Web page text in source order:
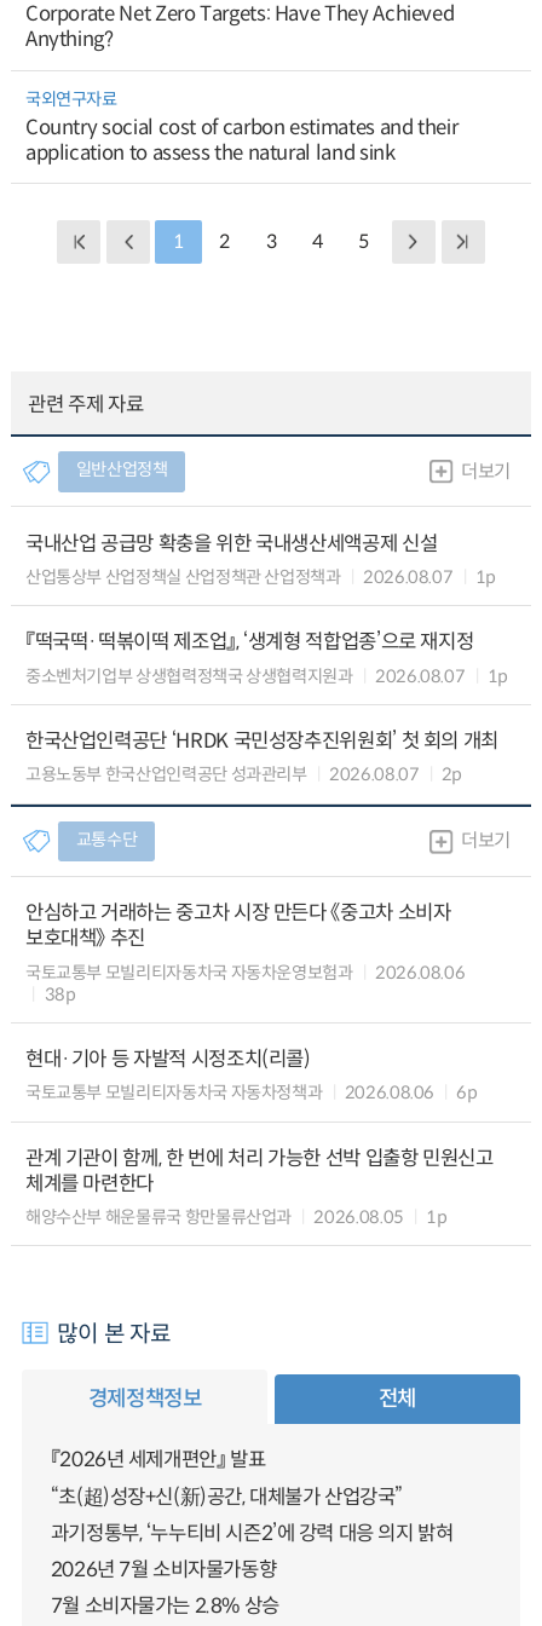
Corporate Net Zero Targets: Have They Achieved
Anything?
국외연구자료
Country social cost of carbon estimates and their
application to assess the natural land sink
1 2 3 4 5
관련 주제 자료
일반산업정책 더보기
국내산업 공급망 확충을 위한 국내생산세액공제 신설
산업통상부 산업정책실 산업정책관 산업정책과 2026.08.07 1p
『떡국떡·떡볶이떡 제조업』, ‘생계형 적합업종’으로 재지정
중소벤처기업부 상생협력정책국 상생협력지원과 2026.08.07 1p
한국산업인력공단 ‘HRDK 국민성장추진위원회’ 첫 회의 개최
고용노동부 한국산업인력공단 성과관리부 2026.08.07 2p
교통수단 더보기
안심하고 거래하는 중고차 시장 만든다 《중고차 소비자
보호대책》 추진
국토교통부 모빌리티자동차국 자동차운영보험과
2026.08.06
38p
현대·기아 등 자발적 시정조치(리콜)
국토교통부 모빌리티자동차국 자동차정책과 2026.08.06 6p
관계 기관이 함께, 한 번에 처리 가능한 선박 입출항 민원신고
체계를 마련한다
해양수산부 해운물류국 항만물류산업과 2026.08.05 1p
많이 본 자료
경제정책정보 전체
『2026년 세제개편안』 발표
“초(超)성장+신(新)공간, 대체불가 산업강국”
과기정통부, ‘누누티비 시즌2’에 강력 대응 의지 밝혀
2026년 7월 소비자물가동향
7월 소비자물가는 2.8% 상승